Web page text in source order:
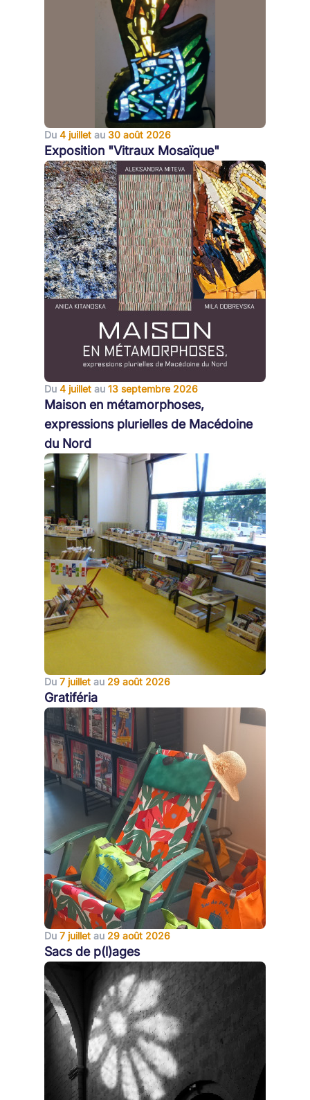
Du 4 juillet au 30 août 2026
Exposition "Vitraux Mosaïque"
Du 4 juillet au 13 septembre 2026
Maison en métamorphoses,
expressions plurielles de Macédoine
du Nord
Du 7 juillet au 29 août 2026
Gratiféria
Du 7 juillet au 29 août 2026
Sacs de p(l)ages